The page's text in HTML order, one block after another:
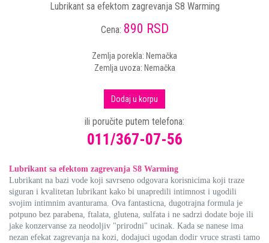
Lubrikant sa efektom zagrevanja S8 Warming
Cena: 890 RSD
Zemlja porekla: Nemačka
Zemlja uvoza: Nemačka
Dodaj u korpu
ili poručite putem telefona:
011/367-07-56
Lubrikant sa efektom zagrevanja S8 Warming
Lubrikant na bazi vode koji savrseno odgovara korisnicima koji traze
siguran i kvalitetan lubrikant kako bi unapredili intimnost i ugodili
svojim intimnim avanturama. Ova fantasticna, dugotrajna formula je
potpuno bez parabena, ftalata, glutena, sulfata i ne sadrzi dodate boje ili
jake konzervanse za neodoljiv "prirodni" ucinak. Kada se nanese ima
nezan efekat zagrevanja na kozi, dodajuci ugodan dodir vruce strasti tamo